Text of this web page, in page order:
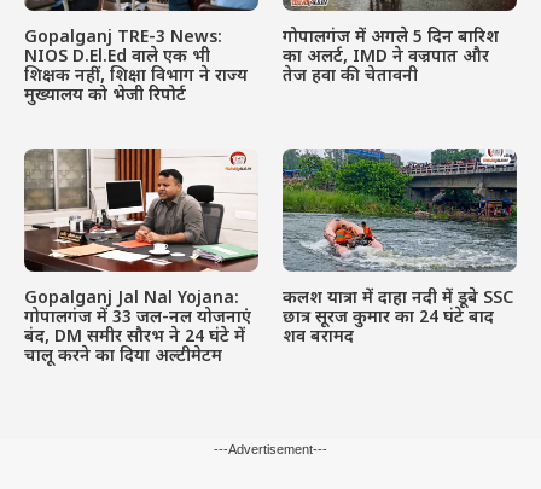
Gopalganj TRE-3 News:
NIOS D.El.Ed वाले एक भी
शिक्षक नहीं, शिक्षा विभाग ने राज्य
मुख्यालय को भेजी रिपोर्ट
गोपालगंज में अगले 5 दिन बारिश
का अलर्ट, IMD ने वज्रपात और
तेज हवा की चेतावनी
Gopalganj Jal Nal Yojana:
गोपालगंज में 33 जल-नल योजनाएं
बंद, DM समीर सौरभ ने 24 घंटे में
चालू करने का दिया अल्टीमेटम
कलश यात्रा में दाहा नदी में डूबे SSC
छात्र सूरज कुमार का 24 घंटे बाद
शव बरामद
---Advertisement---